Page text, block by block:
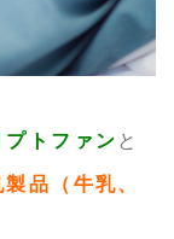
プトファン と
製品（牛乳、